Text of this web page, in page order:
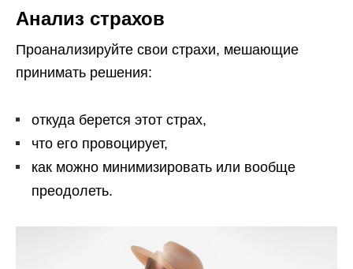
Анализ страхов
Проанализируйте свои страхи, мешающие
принимать решения:
откуда берется этот страх,
что его провоцирует,
как можно минимизировать или вообще
преодолеть.